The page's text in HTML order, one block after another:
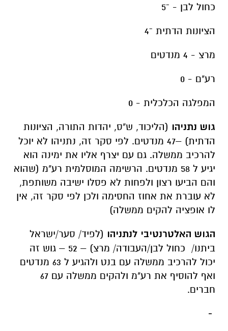
כחול לבן - ־5
הציונות הדתית ־4
מרצ - 4 מנדטים
רע"ם - 0
המפלגה הכלכלית - 0
גוש נתניהו (הליכוד, ש"ס, יהדות התורה, הציונות
הדתית) –47 מנדטים. לפי סקר זה, נתניהו לא יוכל
להרכיב ממשלה. גם עם יצרף אליו את ימינה הוא
יגיע ל 58 מנדטים. הרשימה המוסלמית רע"מ (שהוא
והם הביעו רצון ולפחות לא פסלו ישיבה משותפת,
לא עוברת את אחוז החסימה ולכן לפי סקר זה, אין
לו אופציה להקים ממשלה)
הגוש האלטרנטיבי לנתניהו (לפיד/ סער/ישראל
ביתנו/ כחול לבן/העבודה/ מרצ) – 52 – גוש זה
יכול להרכיב ממשלה עם בנט ולהגיע ל 63 מנדטים
ואף להוסיף את רע"מ ולהקים ממשלה עם 67
חברים.
-